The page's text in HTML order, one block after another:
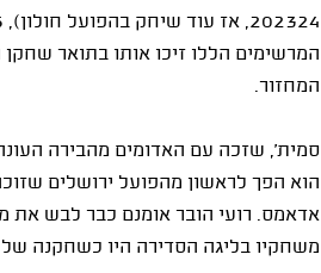
המחזור.
סמית', שזכה עם האדומים מהבירה
משחקיו בליגה הסדירה היו כשחקנה של